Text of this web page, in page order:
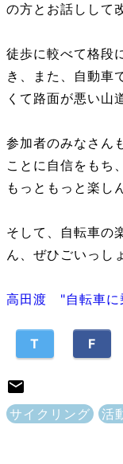
の方とお話しして
徒歩に較べて格段
き、また、自動車
くて路面が悪い山
参加者のみなさん
ことに自信をもち
もっともっと楽し
そして、自転車の
ん、ぜひごいっし
高田渡 "自転車に
T F
サイクリング 活